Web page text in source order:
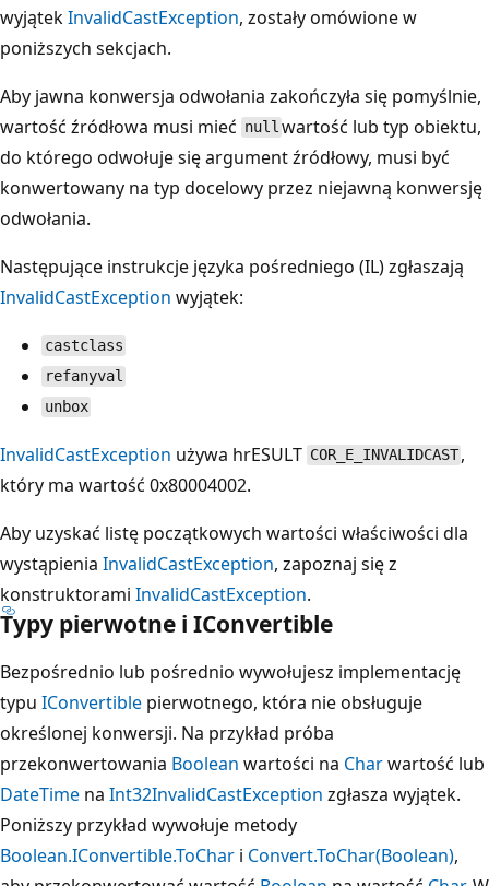
wyjątekInvalidCastException, zostały omówione w
poniższych sekcjach.
Aby jawna konwersja odwołania zakończyła się pomyślnie,
wartość źródłowa musi mieć null wartość lub typ obiektu,
do którego odwołuje się argument źródłowy, musi być
konwertowany na typ docelowy przez niejawną konwersję
odwołania.
Następujące instrukcje języka pośredniego (IL) zgłaszają
InvalidCastException wyjątek:
castclass
refanyval
unbox
InvalidCastException używa hrESULT COR_E_INVALIDCAST ,
który ma wartość 0x80004002.
Aby uzyskać listę początkowych wartości właściwości dla
wystąpienia InvalidCastException, zapoznaj się z
konstruktorami InvalidCastException.
Typy pierwotne i IConvertible
Bezpośrednio lub pośrednio wywołujesz implementację
typu IConvertible pierwotnego, która nie obsługuje
określonej konwersji. Na przykład próba
przekonwertowania Boolean wartości na Charwartość lub
DateTime na Int32InvalidCastException zgłasza wyjątek.
Poniższy przykład wywołuje metody
Boolean.IConvertible.ToChar i Convert.ToChar(Boolean),